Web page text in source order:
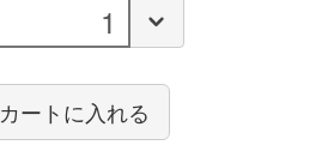
カートに入れる